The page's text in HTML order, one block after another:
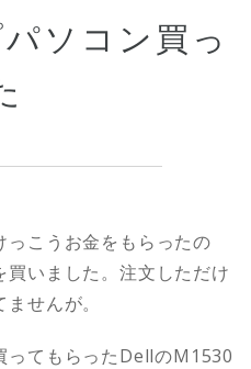
ソコン買っ
っこうお金をもらったの
いました。注文しただけ
せんが。
ってもらったDellのM1530